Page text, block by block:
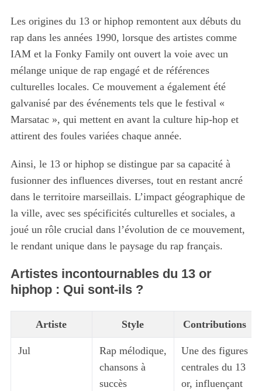
Les origines du 13 or hiphop remontent aux débuts du
rap dans les années 1990, lorsque des artistes comme
IAM et la Fonky Family ont ouvert la voie avec un
mélange unique de rap engagé et de références
culturelles locales. Ce mouvement a également été
galvanisé par des événements tels que le festival «
Marsatac », qui mettent en avant la culture hip-hop et
attirent des foules variées chaque année.
Ainsi, le 13 or hiphop se distingue par sa capacité à
fusionner des influences diverses, tout en restant ancré
dans le territoire marseillais. L’impact géographique de
la ville, avec ses spécificités culturelles et sociales, a
joué un rôle crucial dans l’évolution de ce mouvement,
le rendant unique dans le paysage du rap français.
Artistes incontournables du 13 or
hiphop : Qui sont-ils ?
Artiste Style Contributions
Jul
Rap mélodique,
chansons à
succès
Une des figures
centrales du 13
or, influençant